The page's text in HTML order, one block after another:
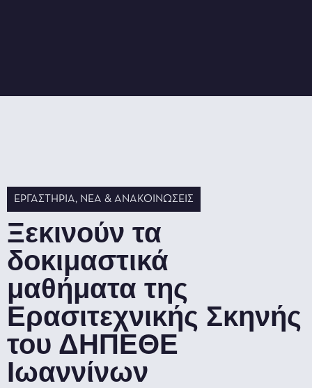
ΕΡΓΑΣΤΉΡΙΑ, ΝΈΑ & ΑΝΑΚΟΙΝΏΣΕΙΣ
Ξεκινούν τα
δοκιμαστικά
μαθήματα της
Ερασιτεχνικής Σκηνής
του ΔΗΠΕΘΕ
Ιωαννίνων